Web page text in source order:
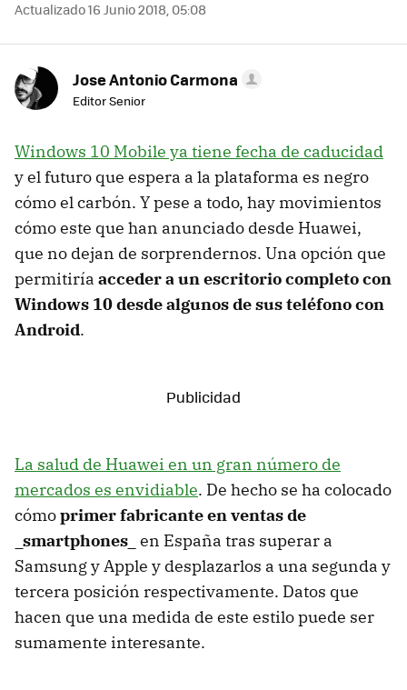
Actualizado 16 Junio 2018, 05:08
Jose Antonio Carmona
Editor Senior
Windows 10 Mobile ya tiene fecha de caducidad
y el futuro que espera a la plataforma es negro
cómo el carbón. Y pese a todo, hay movimientos
cómo este que han anunciado desde Huawei,
que no dejan de sorprendernos. Una opción que
permitiría acceder a un escritorio completo con
Windows 10 desde algunos de sus teléfono con
Android.
La salud de Huawei en un gran número de
mercados es envidiable. De hecho se ha colocado
cómoprimer fabricante en ventas de
_smartphones_ en España tras superar a
Samsung y Apple y desplazarlos a una segunda y
tercera posición respectivamente. Datos que
hacen que una medida de este estilo puede ser
sumamente interesante.